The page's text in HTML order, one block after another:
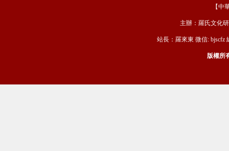
【中
主辦：羅氏文化
站長：羅來東 微信: bjscfz
版權所